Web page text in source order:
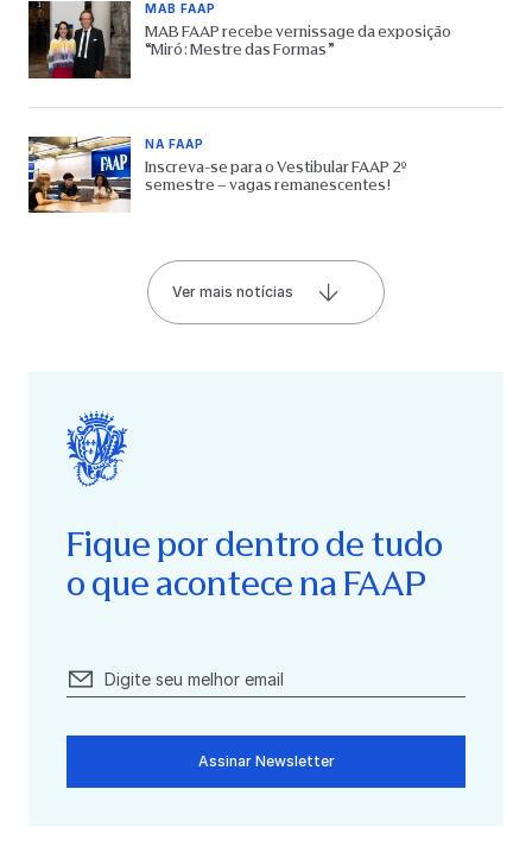
MAB FAAP
MAB FAAP recebe vernissage da exposição
“Miró: Mestre das Formas”
NA FAAP
Inscreva-se para o Vestibular FAAP 2º
semestre – vagas remanescentes!
Ver mais notícias
Fique por dentro de tudo
o que acontece na FAAP
Assinar Newsletter